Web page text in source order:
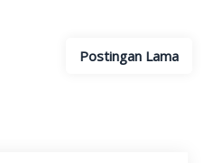
Postingan Lama